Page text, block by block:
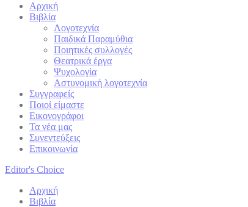
Αρχική
Βιβλία
Λογοτεχνία
Παιδικά Παραμύθια
Ποιητικές συλλογές
Θεατρικά έργα
Ψυχολογία
Αστυνομική λογοτεχνία
Συγγραφείς
Ποιοί είμαστε
Εικονογράφοι
Τα νέα μας
Συνεντεύξεις
Επικοινωνία
Editor's Choice
Αρχική
Βιβλία